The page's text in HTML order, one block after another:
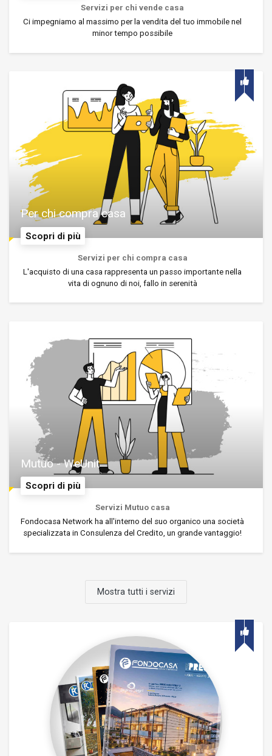
Servizi per chi vende casa
Ci impegniamo al massimo per la vendita del tuo immobile nel
minor tempo possibile
Scopri di più
Per chi compra casa
Servizi per chi compra casa
L'acquisto di una casa rappresenta un passo importante nella
vita di ognuno di noi, fallo in serenità
Scopri di più
Mutuo - WeUnit
Servizi Mutuo casa
Fondocasa Network ha all'interno del suo organico una società
specializzata in Consulenza del Credito, un grande vantaggio!
Mostra tutti i servizi